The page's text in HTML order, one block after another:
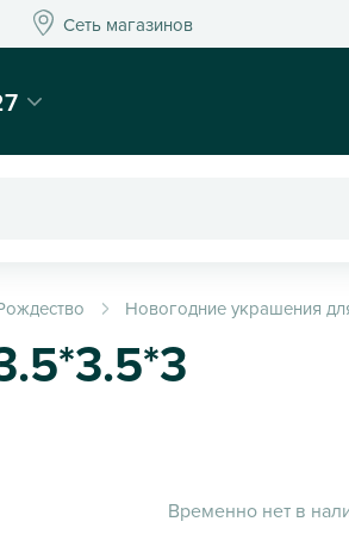
Сеть магазиновСеть магазинов
- Kaktus
Новогодние украшения
Временно нет в